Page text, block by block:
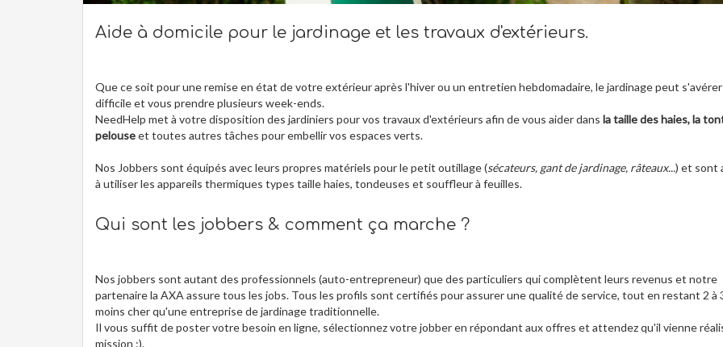
Aide à domicile pour le jardinage et les travaux d'extérieurs.
Que ce soit pour une remise en état de votre extérieur après l'hiver ou un entretien hebdomadaire, le jardinage peut s'avérer
difficile et vous prendre plusieurs week-ends.
NeedHelp met à votre disposition des jardiniers pour vos travaux d'extérieurs afin de vous aider dans la taille des haies, la
pelouseet toutes autres tâches pour embellir vos espaces verts.
Nos Jobbers sont équipés avec leurs propres matériels pour le petit outillage (sécateurs, gant de jardinage, râteaux...) et sont
à utiliser les appareils thermiques types taille haies, tondeuses et souffleur à feuilles.
Qui sont les jobbers & comment ça marche ?
Nos jobbers sont autant des professionnels (auto-entrepreneur) que des particuliers qui complètent leurs revenus et notre
partenaire la AXA assure tous les jobs. Tous les profils sont certifiés pour assurer une qualité de service, tout en restant 2 à
moins cher qu'une entreprise de jardinage traditionnelle.
Il vous suffit de poster votre besoin en ligne, sélectionnez votre jobber en répondant aux offres et attendez qu'il vienne
mission :).